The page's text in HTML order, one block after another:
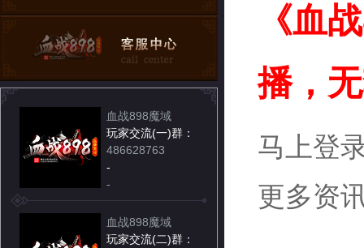
《血
播，
马上登
更多资
血战898魔域
玩家交流(一)群：
486628763
-
-
血战898魔域
玩家交流(二)群：